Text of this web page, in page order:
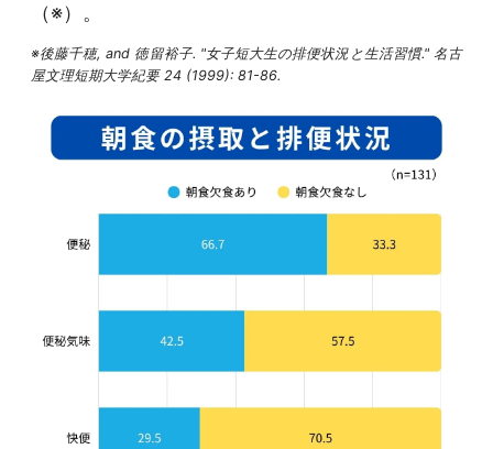
（※）。
※後藤千穂, and 徳留裕子. "女子短大生の排便状況と生活習慣." 名古
屋文理短期大学紀要 24 (1999): 81-86.